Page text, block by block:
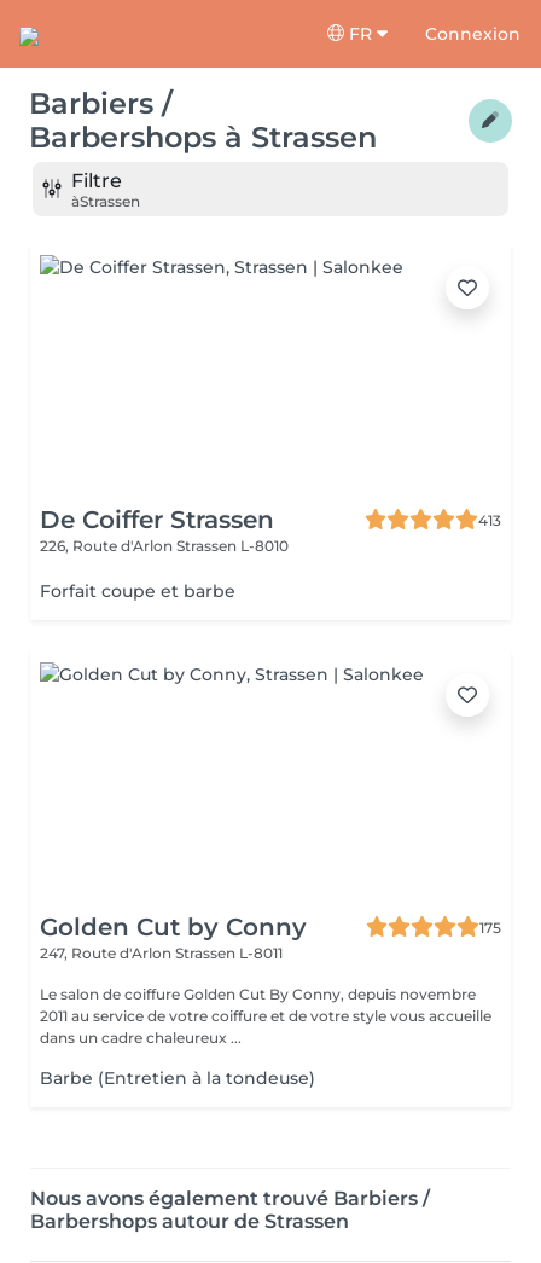
FR Connexion
Barbiers /
Barbershops à Strassen
Filtre
àStrassen
De Coiffer Strassen
413
226, Route d'Arlon Strassen L-8010
Forfait coupe et barbe
Golden Cut by Conny
175
247, Route d'Arlon Strassen L-8011
Le salon de coiffure Golden Cut By Conny, depuis novembre
2011 au service de votre coiffure et de votre style vous accueille
dans un cadre chaleureux ...
Barbe (Entretien à la tondeuse)
Nous avons également trouvé Barbiers /
Barbershops autour de Strassen